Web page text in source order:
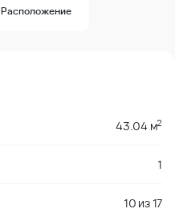
Расположение
43.04 м2
1
10 из17